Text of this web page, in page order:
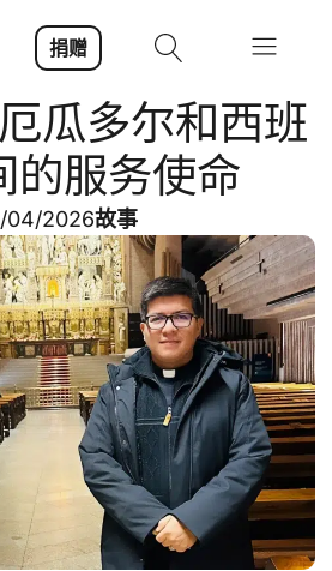
捐赠
瓜多尔和西班
的服务使命
04/2026故事